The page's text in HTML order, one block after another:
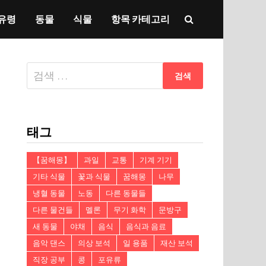
령 동물 식물 항목 카테고리
다
음
태그
【꿈해몽】 과일 교통
기계 기기
기타 식물
꽃과 식물 꿈해몽
나무
냉혈 동물
노동
다른 동물들
다른 물건들
멜론 무기 화학
문방구
새 동물
야채 음식
음식과 음료
음악 댄스
의상 보석 일 용품
재산 보석
직장 공부
콩 포유류